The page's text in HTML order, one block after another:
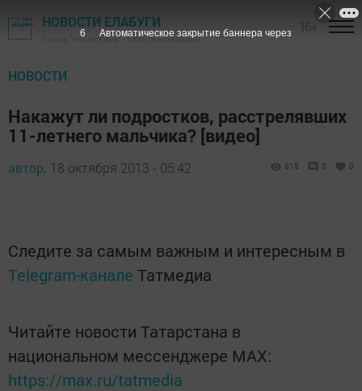
НОВОСТИ ЕЛАБУГИ
Газета "Новая Кама" - Елабужский район
НОВОСТИ
Накажут ли подростков, расстрелявших
11-летнего мальчика? [видео]
автор, 18 октября 2013 - 05:42 918 0 0
Следите за самым важным и интересным в
Telegram-канале Татмедиа
Читайте новости Татарстана в
национальном мессенджере MАХ:
https://max.ru/tatmedia
6 Автоматическое закрытие баннера через